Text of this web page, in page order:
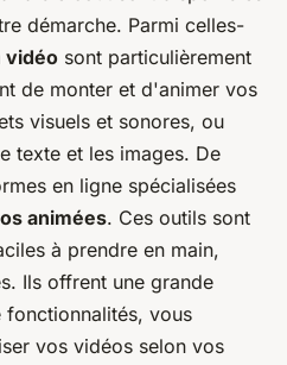
démarche. Parmi celles-
vidéo sont particulièrement
de monter et d'animer vos
visuels et sonores, ou
texte et les images. De
en ligne spécialisées
animées. Ces outils sont
à prendre en main,
Ils offrent une grande
vous
vos vidéos selon vos